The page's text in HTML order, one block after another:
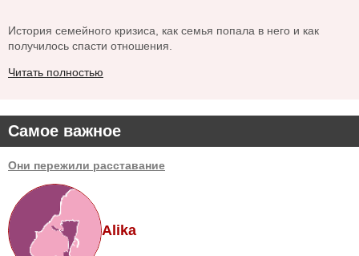
Самое важное
Они пережили расставание
Alika
История семейного кризиса, как семья попала в него и как
получилось спасти отношения.
Читать полностью